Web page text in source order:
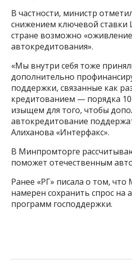
В частности, министр
снижением ключевой
стране возможно «оживление
автокредитования».
«Мы внутри себя тоже
дополнительно
поддержки, связанные как
кредитованием — порядка
изыщем для того, чтобы
автокредитование
Алиханова «Интерфакс».
В Минпромторге
поможет отечественным
Ранее «РГ» писала о том,
намерен сохранить спрос на
программ господдержки.